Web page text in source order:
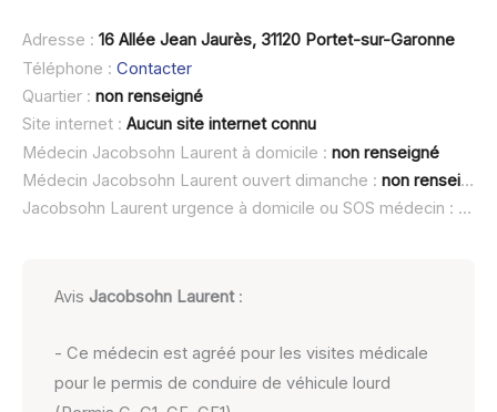
Adresse : 16 Allée Jean Jaurès, 31120 Portet-sur-Garonne
Téléphone : Contacter
Quartier : non renseigné
Site internet : Aucun site internet connu
Médecin Jacobsohn Laurent à domicile : non renseigné
Médecin Jacobsohn Laurent ouvert dimanche : non renseigné
Jacobsohn Laurent urgence à domicile ou SOS médecin :
non
AvisJacobsohn Laurent:
- Ce médecin est agréé pour les visites médicale
pour le permis de conduire de véhicule lourd